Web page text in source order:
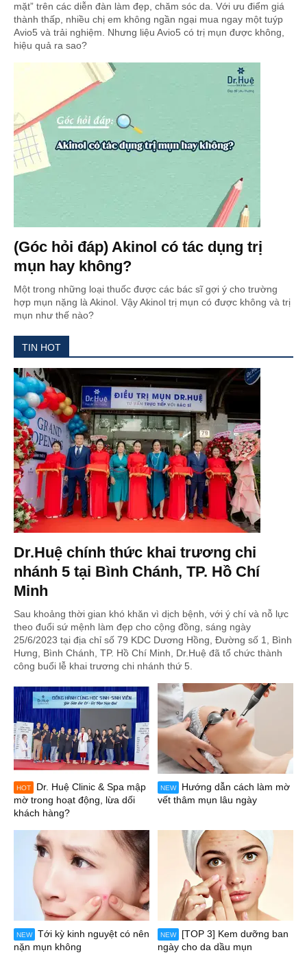
mặt” trên các diễn đàn làm đẹp, chăm sóc da. Với ưu điểm giá
thành thấp, nhiều chị em không ngần ngại mua ngay một tuýp
Avio5 và trải nghiệm. Nhưng liệu Avio5 có trị mụn được không,
hiệu quả ra sao?
(Góc hỏi đáp) Akinol có tác dụng trị
mụn hay không?
Một trong những loại thuốc được các bác sĩ gợi ý cho trường
hợp mụn nặng là Akinol. Vậy Akinol trị mụn có được không và trị
mụn như thế nào?
TIN HOT
Dr.Huệ chính thức khai trương chi
nhánh 5 tại Bình Chánh, TP. Hồ Chí
Minh
Sau khoảng thời gian khó khăn vì dịch bệnh, với ý chí và nỗ lực
theo đuổi sứ mệnh làm đẹp cho cộng đồng, sáng ngày
25/6/2023 tại địa chỉ số 79 KDC Dương Hồng, Đường số 1, Bình
Hưng, Bình Chánh, TP. Hồ Chí Minh, Dr.Huệ đã tổ chức thành
công buổi lễ khai trương chi nhánh thứ 5.
HOT
Dr. Huệ Clinic & Spa mập
mờ trong hoạt động, lừa dối
khách hàng?
NEW
Hướng dẫn cách làm mờ
vết thâm mụn lâu ngày
NEW
Tới kỳ kinh nguyệt có nên
nặn mụn không
NEW
[TOP 3] Kem dưỡng ban
ngày cho da dầu mụn